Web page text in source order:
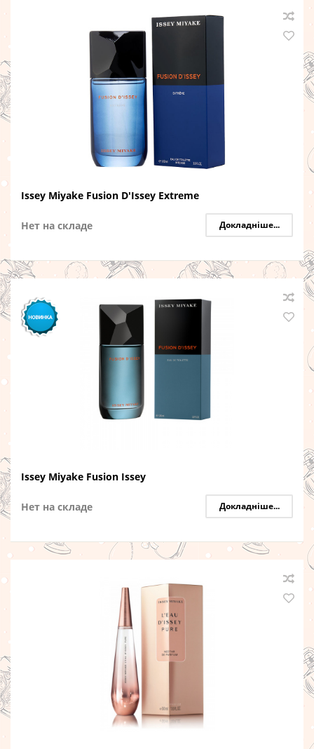
Issey Miyake Fusion D'Issey Extreme
Нет на складе Докладніше...
Issey Miyake Fusion Issey
Нет на складе Докладніше...